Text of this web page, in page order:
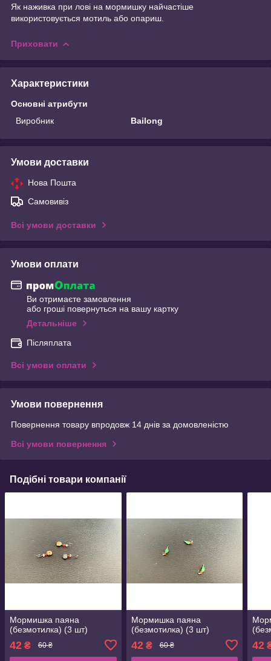
Як наживка при лові на мормишку найчастіше
використовується мотиль або опариш.
Приховати
Характеристики
Основні атрибути
Виробник
Bailong
Умови доставки
Нова Пошта
Самовивіз
Всі умови доставки
Умови оплати
Ви отримаєте замовлення
або гроші повернуться на вашу картку
Детальніше
Післяплата
Всі умови оплати
Умови повернення
Повернення товару впродовж 14 днів за домовленістю
Всі умови повернення
Подібні товари компанії
Мормишка паяна
(безмотилка) (3 шт)
42 ₴ 60 ₴
Мормишка паяна
(безмотилка) (3 шт)
42₴ 60 ₴ 42